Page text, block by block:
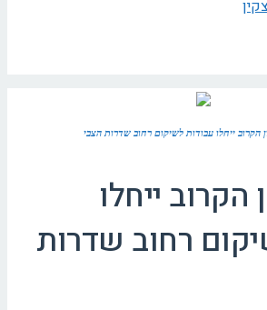
הקרוב ייחלו עבודות לשיקום רחוב שדרות הצבי
הקרוב ייחלו
רחוב שדרות